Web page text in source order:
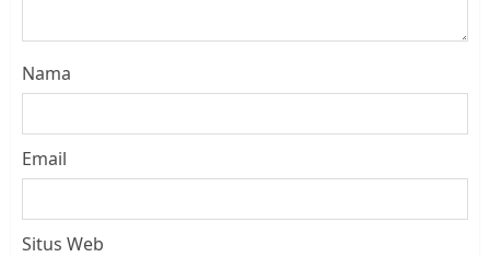
Nama
Email
Situs Web